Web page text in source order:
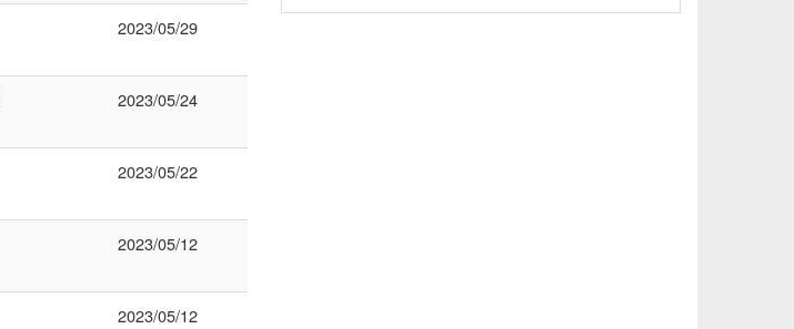
2023/05/29
2023/05/24
2023/05/22
2023/05/12
2023/05/12